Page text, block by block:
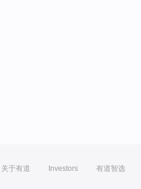
关于有道 Investors 有道智选